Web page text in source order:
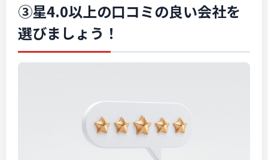
③星4.0以上の口コミの良い会社を
選びましょう！